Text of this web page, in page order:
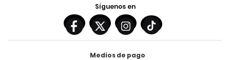
Síguenos en
Medios de pago